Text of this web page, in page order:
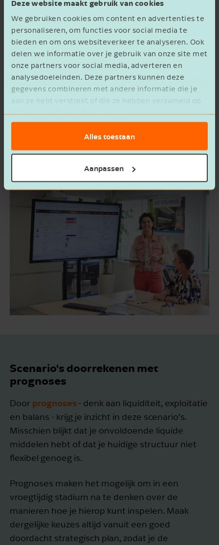
Deze website maakt gebruik van cookies
We gebruiken cookies om content en advertenties te
personaliseren, om functies voor social media te
bieden en om ons websiteverkeer te analyseren. Ook
delen we informatie over je gebruik van onze site met
onze partners voor social media, adverteren en
analysedoeleinden. Deze partners kunnen deze
gegevens combineren met andere informatie die je
aan ze hebt verstrekt of die ze hebben verzameld op
basis van het gebruik van hun services.
Alles toestaan
Aanpassen
nagedacht:
wat er gebeurt als de inkoopwaarde,
personeelskosten en/of energieprijzen
(nog) hoger oplopen?
wat er gebeurt als je belangrijkste afnemer
weggaat – heb je dan nog wel voldoende
marge?
hoe je organisatie ervoor staat als je
bepaalde belastingschulden
hebt terugbetaald?
Scenario's doorrekenen met
prognoses
Door prognoses- denk aan liquiditeit, exploitatie
en balans - krijg je inzicht in deze scenario’s.
Misschien blijkt dat je onvoldoende liquide
middelen hebt of dat je huidige structuur niet
flexibel genoeg is.
Prognoses maken het mogelijk om in een
vroegtijdig stadium na te denken over de
manieren hoe je hierop kunt inspelen. Maak
dergelijke keuzes altijd vanuit een goed
doordacht strategisch plan, zodat je de